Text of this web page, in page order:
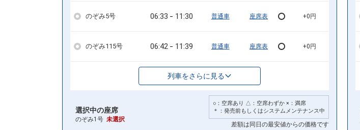
のぞみ5号 06:33 11:30 普通車 座席表 +0円
のぞみ115号 06:42 11:39 普通車 座席表 +0円
列車をさらに見る
○：空席あり △：空席わずか ×：満席
＊：発売前もしくはシステムメンテナンス中
差額は同日の最安値からの価格です
選択中の座席
のぞみ1号 未選択